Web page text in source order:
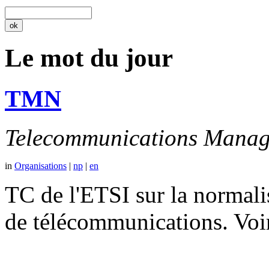
Le mot du jour
TMN
Telecommunications
in Organisations | np | en
TC de l'ETSI sur la
de télécommunications.